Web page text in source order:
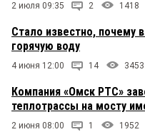
2 июля 09:35 2 1418
Стало известно, почему
горячую воду
4 июня 12:00 14 3453
Компания «Омск РТС»
теплотрассы на мосту
2 июня 08:00 1 1952